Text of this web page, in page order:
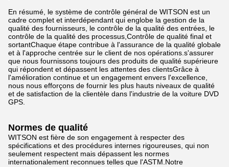
En résumé, le système de contrôle général de WITSON est un
cadre complet et interdépendant qui englobe la gestion de la
qualité des fournisseurs, le contrôle de la qualité des entrées, le
contrôle de la qualité des processus,Contrôle de qualité final et
sortantChaque étape contribue à l'assurance de la qualité globale
et à l'approche centrée sur le client de nos opérations.s'assurer
que nous fournissons toujours des produits de qualité supérieure
qui répondent et dépassent les attentes des clientsGrâce à
l'amélioration continue et un engagement envers l'excellence,
nous nous efforçons de fournir les plus hauts niveaux de qualité
et de satisfaction de la clientèle dans l'industrie de la voiture DVD
GPS.
Normes de qualité
WITSON est fière de son engagement à respecter des
spécifications et des procédures internes rigoureuses, qui non
seulement respectent mais dépassent les normes
internationalement reconnues telles que l'ASTM.Notre